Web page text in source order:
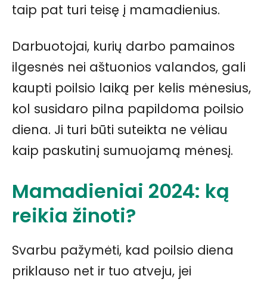
taip pat turi teisę į mamadienius.
Darbuotojai, kurių darbo pamainos
ilgesnės nei aštuonios valandos, gali
kaupti poilsio laiką per kelis mėnesius,
kol susidaro pilna papildoma poilsio
diena. Ji turi būti suteikta ne vėliau
kaip paskutinį sumuojamą mėnesį.
Mamadieniai 2024: ką
reikia žinoti?
Svarbu pažymėti, kad poilsio diena
priklauso net ir tuo atveju, jei